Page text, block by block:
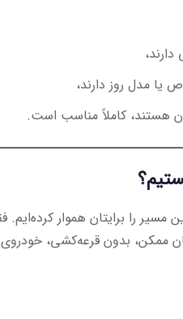
مدل روز دارند،
هستند، کاملاً مناسب است.
مسیر را برایتان هموار
ممکن، بدون قرعه‌کشی، خودروی